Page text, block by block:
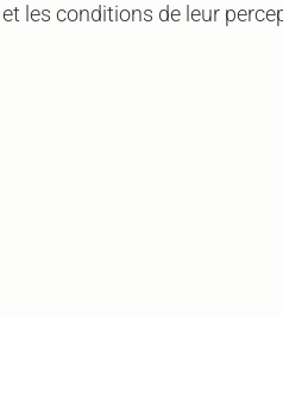
les conditions de leur